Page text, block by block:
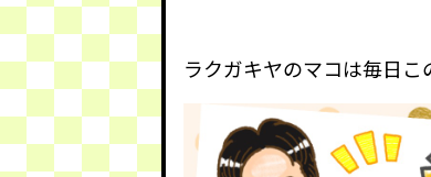
ラクガキヤのマコは毎日